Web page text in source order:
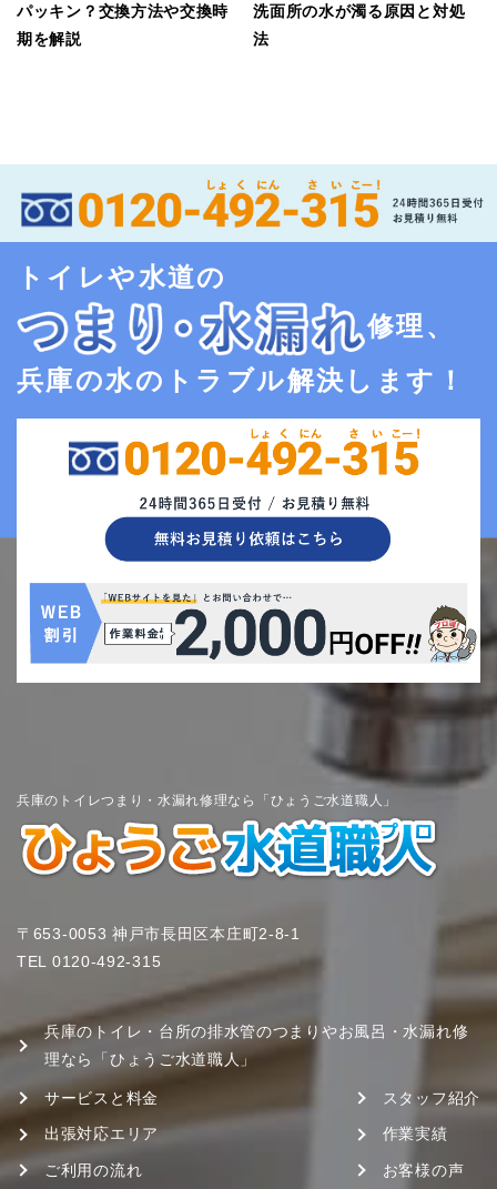
パッキン？交換方法や交換時
期を解説
洗面所の水が濁る原因と対処
法
トイレや水道の
修理、
兵庫の水のトラブル解決します！
兵庫のトイレつまり・水漏れ修理なら「ひょうご水道職人」
〒653-0053 神戸市長田区本庄町2-8-1
TEL 0120-492-315
兵庫のトイレ・台所の排水管のつまりやお風呂・水漏れ修
理なら「ひょうご水道職人」
サービスと料金
出張対応エリア
ご利用の流れ
スタッフ紹介
作業実績
お客様の声